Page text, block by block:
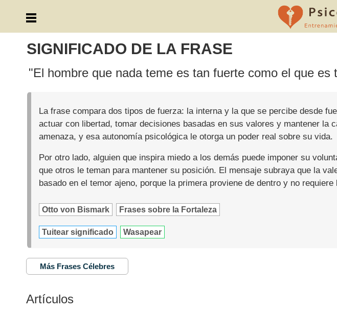
SIGNIFICADO DE LA FRASE
"El hombre que nada teme es tan fuerte como el que es
La frase compara dos tipos de fuerza: la interna y la que se percibe desde
actuar con libertad, tomar decisiones basadas en sus valores y mantener
amenaza, y esa autonomía psicológica le otorga un poder real sobre su vida.
Por otro lado, alguien que inspira miedo a los demás puede imponer su
que otros le teman para mantener su posición. El mensaje subraya que la
basado en el temor ajeno, porque la primera proviene de dentro y no
Otto von Bismark Frases sobre la Fortaleza
Tuitear significado Wasapear
Más Frases Célebres
Artículos